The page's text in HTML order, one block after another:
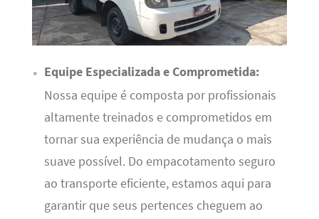
Equipe Especializada e Comprometida:
Nossa equipe é composta por profissionais
altamente treinados e comprometidos em
tornar sua experiência de mudança o mais
suave possível. Do empacotamento seguro
ao transporte eficiente, estamos aqui para
garantir que seus pertences cheguem ao